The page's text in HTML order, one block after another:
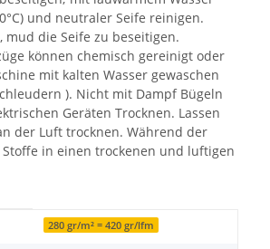
und neutraler Seife reinigen.
mud die Seife zu beseitigen.
können chemisch gereinigt oder
mit kalten Wasser gewaschen
). Nicht mit Dampf Bügeln
Geräten Trocknen. Lassen
der Luft trocknen. Während der
in einen trockenen und luftigen
280 gr/m² = 420 gr/lfm